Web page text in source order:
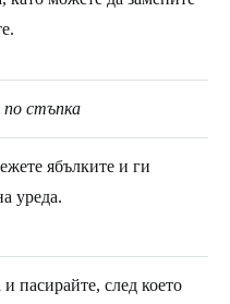
стъпка
ябълките и ги
уреда.
пасирайте, след което